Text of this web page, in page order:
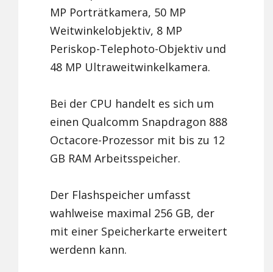
MP Porträtkamera, 50 MP
Weitwinkelobjektiv, 8 MP
Periskop-Telephoto-Objektiv und
48 MP Ultraweitwinkelkamera.
Bei der CPU handelt es sich um
einen Qualcomm Snapdragon 888
Octacore-Prozessor mit bis zu 12
GB RAM Arbeitsspeicher.
Der Flashspeicher umfasst
wahlweise maximal 256 GB, der
mit einer Speicherkarte erweitert
werdenn kann.